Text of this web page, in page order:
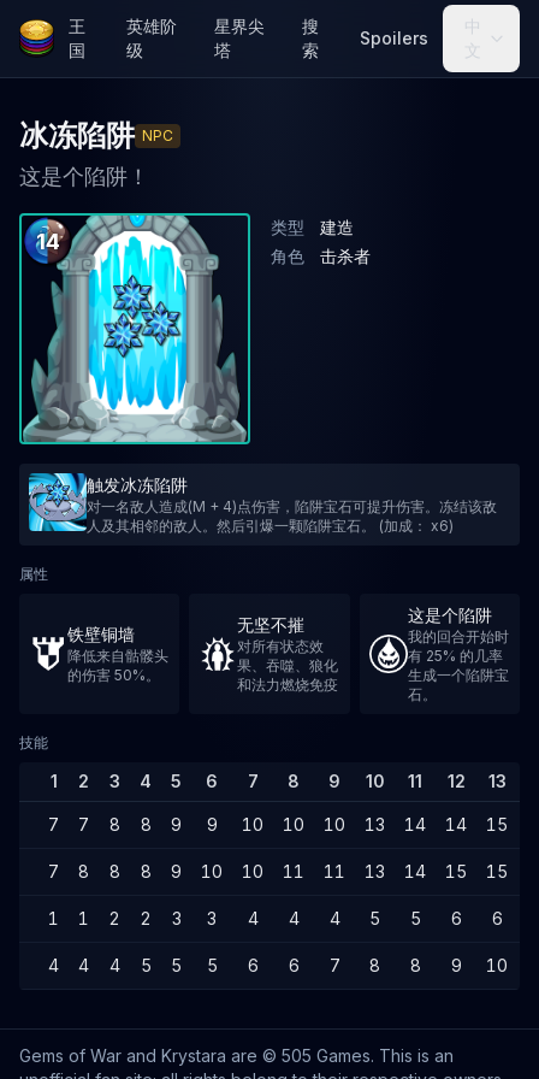
王
国
英雄阶
级
星界尖
塔
搜
索
Spoilers
中
文
冰冻陷阱 NPC
这是个陷阱！
14
类型
建造
角色
击杀者
触发冰冻陷阱
对一名敌人造成(M + 4)点伤害，陷阱宝石可提升伤害。冻结该敌
人及其相邻的敌人。然后引爆一颗陷阱宝石。 (加成： x6)
属性
铁壁铜墙
降低来自骷髅头
的伤害 50%。
无坚不摧
对所有状态效
果、吞噬、狼化
和法力燃烧免疫
这是个陷阱
我的回合开始时
有 25% 的几率
生成一个陷阱宝
石。
技能
1 2 3 4 5 6 7 8 9 10 11 12 13
7 7 8 8 9 9 10 10 10 13 14 14 15
7 8 8 8 9 10 10 11 11 13 14 15 15
1 1 2 2 3 3 4 4 4 5 5 6 6
4 4 4 5 5 5 6 6 7 8 8 9 10
Gems of War and Krystara are © 505 Games. This is an